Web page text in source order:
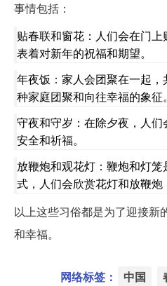
事情包括：
贴春联和窗花：人们会在门
表着对新年的祝福和期望。
年夜饭：家人会团聚在一起
种家庭团聚和向往幸福的象征。
守夜和守岁：在除夕夜，人
安全和祈福。
放鞭炮和观花灯：鞭炮和灯
式，人们会欣赏花灯和放鞭炮
以上这些习俗都是为了迎接新
和幸福。
网络标签： 中国